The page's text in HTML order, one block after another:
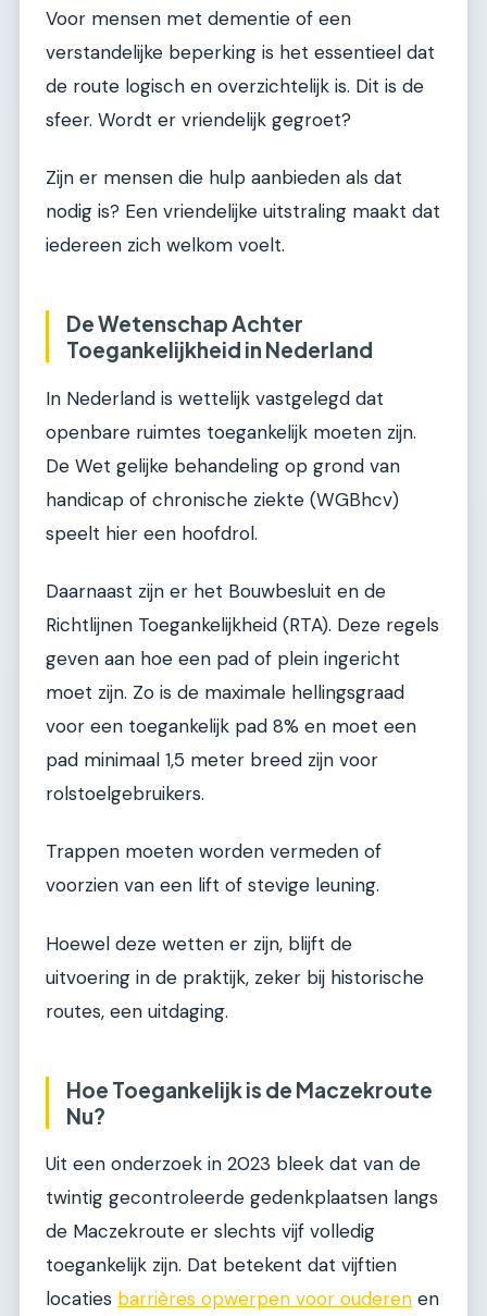
Voor mensen met dementie of een
verstandelijke beperking is het essentieel dat
de route logisch en overzichtelijk is. Dit is de
sfeer. Wordt er vriendelijk gegroet?
Zijn er mensen die hulp aanbieden als dat
nodig is? Een vriendelijke uitstraling maakt dat
iedereen zich welkom voelt.
De Wetenschap Achter
Toegankelijkheid in Nederland
In Nederland is wettelijk vastgelegd dat
openbare ruimtes toegankelijk moeten zijn.
De Wet gelijke behandeling op grond van
handicap of chronische ziekte (WGBhcv)
speelt hier een hoofdrol.
Daarnaast zijn er het Bouwbesluit en de
Richtlijnen Toegankelijkheid (RTA). Deze regels
geven aan hoe een pad of plein ingericht
moet zijn. Zo is de maximale hellingsgraad
voor een toegankelijk pad 8% en moet een
pad minimaal 1,5 meter breed zijn voor
rolstoelgebruikers.
Trappen moeten worden vermeden of
voorzien van een lift of stevige leuning.
Hoewel deze wetten er zijn, blijft de
uitvoering in de praktijk, zeker bij historische
routes, een uitdaging.
Hoe Toegankelijk is de Maczekroute
Nu?
Uit een onderzoek in 2023 bleek dat van de
twintig gecontroleerde gedenkplaatsen langs
de Maczekroute er slechts vijf volledig
toegankelijk zijn. Dat betekent dat vijftien
locaties barrières opwerpen voor ouderen en